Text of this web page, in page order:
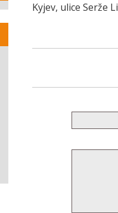
Kyjev, ulice Serže